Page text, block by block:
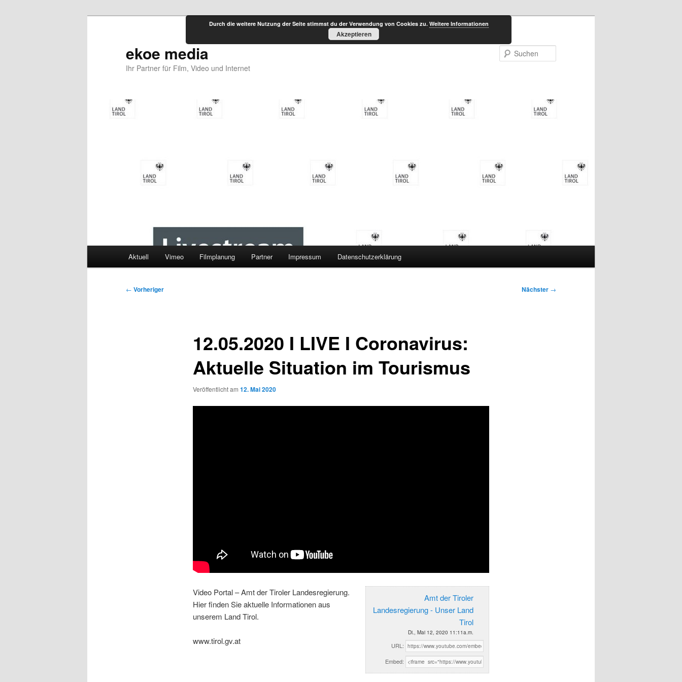
ekoe media
Ihr Partner für Film, Video und Internet
Aktuell Vimeo Filmplanung Partner Impressum Datenschutzerklärung
Beitragsnavigation
← Vorheriger Nächster →
12.05.2020 I LIVE I Coronavirus:
Aktuelle Situation im Tourismus
Veröffentlicht am 12. Mai 2020
Amt der Tiroler
Landesregierung - Unser Land
Tirol
Di., Mai 12, 2020 11:11a.m.
URL:
Embed:
Video Portal – Amt der Tiroler Landesregierung.
Hier finden Sie aktuelle Informationen aus
unserem Land Tirol.
www.tirol.gv.at
Durch die weitere Nutzung der Seite stimmst du der Verwendung von Cookies zu. Weitere Informationen
Akzeptieren